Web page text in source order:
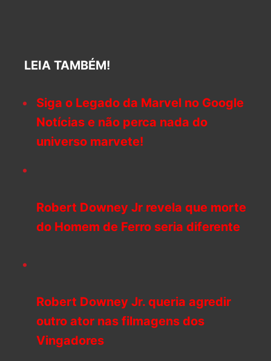
LEIA TAMBÉM!
Siga o Legado da Marvel no Google
Notícias e não perca nada do
universo marvete!
Robert Downey Jr revela que morte
do Homem de Ferro seria diferente
Robert Downey Jr. queria agredir
outro ator nas filmagens dos
Vingadores